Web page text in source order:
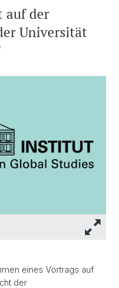
auf der
Universität
eines Vortrags auf
der